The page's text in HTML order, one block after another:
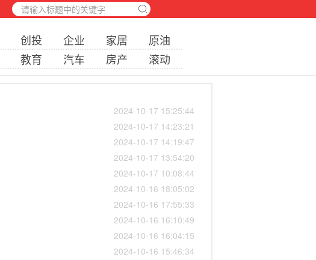
创投 企业 家居
原油
教育 汽车 房产 滚动
2024-10-17 15:25:44
2024-10-17 14:23:21
2024-10-17 14:19:47
2024-10-17 13:54:20
2024-10-17 10:08:44
2024-10-16 18:05:02
2024-10-16 17:55:33
2024-10-16 16:10:49
2024-10-16 16:04:15
2024-10-16 15:46:34